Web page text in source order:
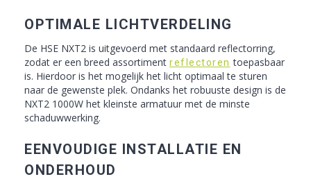
OPTIMALE LICHTVERDELING
De HSE NXT2 is uitgevoerd met standaard reflectorring,
zodat er een breed assortiment reflectoren toepasbaar
is. Hierdoor is het mogelijk het licht optimaal te sturen
naar de gewenste plek. Ondanks het robuuste design is de
NXT2 1000W het kleinste armatuur met de minste
schaduwwerking.
EENVOUDIGE INSTALLATIE EN
ONDERHOUD